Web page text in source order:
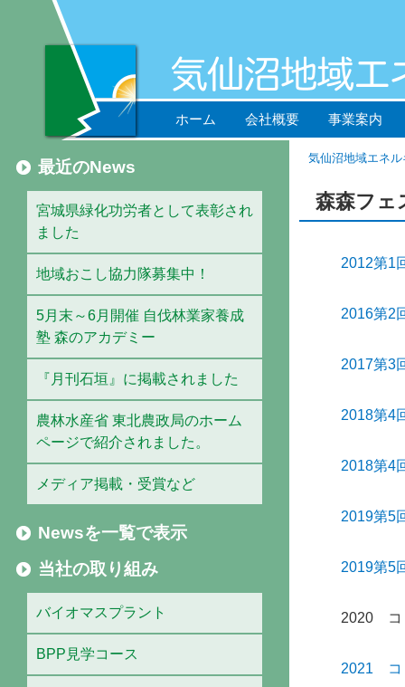
ホーム 会社概要 事業案内
気仙沼地域エネ
森森フェ
2012第1
2016第2
2017第3
2018第4
2018第4
2019第5
2019第5
2020 コ
2021 コ
最近のNews
宮城県緑化功労者として表彰され
ました
地域おこし協力隊募集中！
5月末～6月開催 自伐林業家養成
塾 森のアカデミー
『月刊石垣』に掲載されました
農林水産省 東北農政局のホーム
ページで紹介されました。
メディア掲載・受賞など
Newsを一覧で表示
当社の取り組み
バイオマスプラント
BPP見学コース